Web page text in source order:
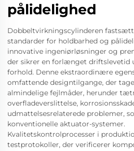
pålidelighed
Dobbeltvirkningscylinderen
standarder for holdbarhed og
innovative ingeniørløsninger og
der sikrer en forlænget driftslevetid
forhold. Denne ekstraordinære
omfattende designtilgange, der
almindelige fejlmåder, herunder
overfladeverslittelse,
udmattelsesrelaterede problemer,
konventionelle aktuator-systemer.
Kvalitetskontrolprocesser i
testprotokoller, der verificerer